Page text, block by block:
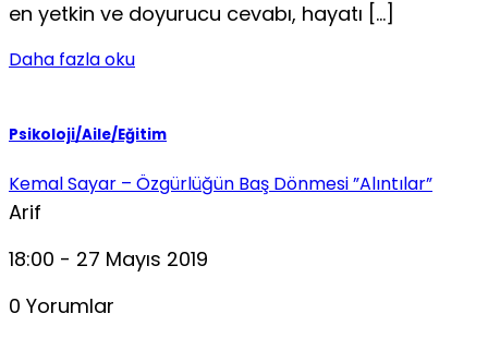
en yetkin ve doyurucu cevabı, hayatı […]
Daha fazla oku
Psikoloji/Aile/Eğitim
Kemal Sayar – Özgürlüğün Baş Dönmesi ”Alıntılar”
Arif
18:00 - 27 Mayıs 2019
0 Yorumlar